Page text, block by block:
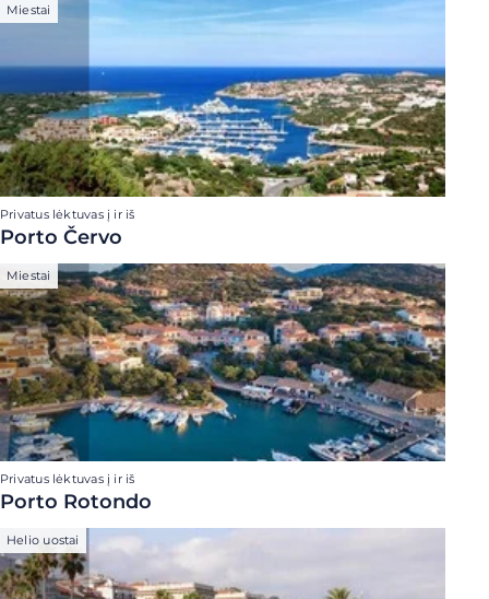
Miestai
Privatus lėktuvas į ir iš
Porto Červo
Miestai
Privatus lėktuvas į ir iš
Porto Rotondo
Helio uostai